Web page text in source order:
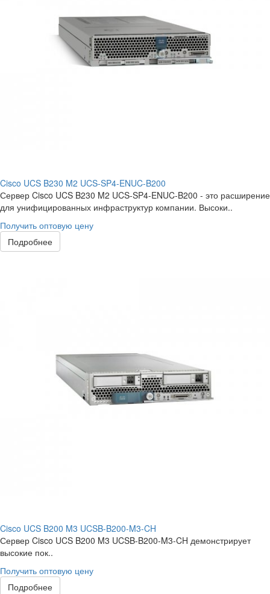
Cisco UCS B230 M2 UCS-SP4-ENUC-B200
Сервер Cisco UCS B230 M2 UCS-SP4-ENUC-B200 - это расширение
для унифицированных инфраструктур компании. Высоки..
Получить оптовую цену
Подробнее
Cisco UCS B200 M3 UCSB-B200-M3-CH
Сервер Cisco UCS B200 M3 UCSB-B200-M3-CH демонстрирует
высокие пок..
Получить оптовую цену
Подробнее